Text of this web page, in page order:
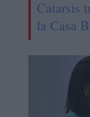
Catarsis
la Casa